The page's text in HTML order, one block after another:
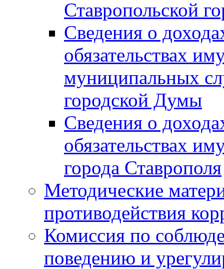
Ставропольской
Сведения о
обязательствах
муниципальных
городской Думы
Сведения о
обязательствах
города Ставрополя
Методические
противодействия
Комиссия по
поведению и